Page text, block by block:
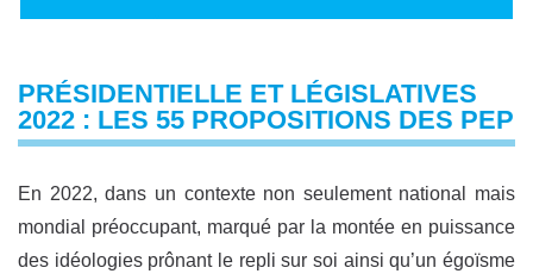
PRÉSIDENTIELLE ET LÉGISLATIVES
2022 : LES 55 PROPOSITIONS DES PEP
En 2022, dans un contexte non seulement national mais
mondial préoccupant, marqué par la montée en puissance
des idéologies prônant le repli sur soi ainsi qu’un égoïsme